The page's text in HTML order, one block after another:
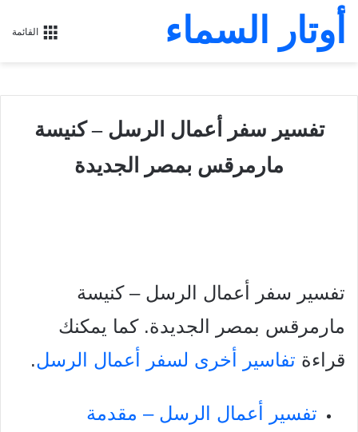
القائمة أوتار السماء
تفسير سفر أعمال الرسل – كنيسة
مارمرقس بمصر الجديدة
تفسير سفر أعمال الرسل – كنيسة
مارمرقس بمصر الجديدة. كما يمكنك
قراءة تفاسير أخرى لسفر أعمال الرسل.
تفسير أعمال الرسل – مقدمة